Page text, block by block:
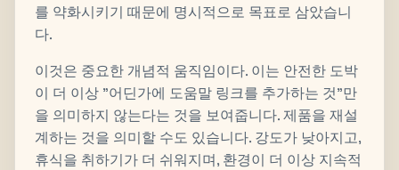
를 약화시키기 때문에 명시적으로 목표로 삼았습니
다.
이것은 중요한 개념적 움직임이다. 이는 안전한 도박
이 더 이상 "어딘가에 도움말 링크를 추가하는 것"만
을 의미하지 않는다는 것을 보여줍니다. 제품을 재설
계하는 것을 의미할 수도 있습니다. 강도가 낮아지고,
휴식을 취하기가 더 쉬워지며, 환경이 더 이상 지속적